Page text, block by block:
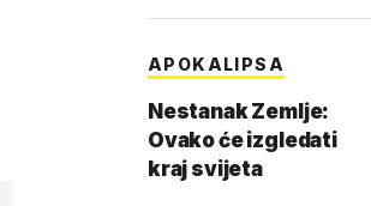
APOKALIPSA
Nestanak Zemlje:
Ovako će izgledati
kraj svijeta